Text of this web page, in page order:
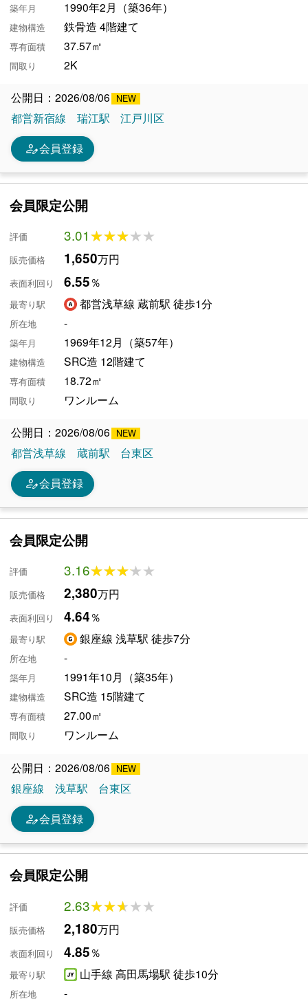
築年月 1990年2月（築36年）
建物構造 鉄骨造 4階建て
専有面積 37.57㎡
間取り 2K
公開日：2026/08/06
都営新宿線
瑞江駅 江戸川区
person_edit会員登録
会員限定公開
評価 3.01★★★★★
★★★★★
販売価格 1,650万円
表面利回り 6.55％
最寄り駅 都営浅草線 蔵前駅 徒歩1分
所在地 -
築年月 1969年12月（築57年）
建物構造 SRC造 12階建て
専有面積 18.72㎡
間取り ワンルーム
公開日：2026/08/06
都営浅草線
蔵前駅 台東区
person_edit会員登録
会員限定公開
評価 3.16★★★★★
★★★★★
販売価格 2,380万円
表面利回り 4.64％
最寄り駅 銀座線 浅草駅 徒歩7分
所在地 -
築年月 1991年10月（築35年）
建物構造 SRC造 15階建て
専有面積 27.00㎡
間取り ワンルーム
公開日：2026/08/06
銀座線
浅草駅 台東区
person_edit会員登録
会員限定公開
評価 2.63★★★★★
★★★★★
販売価格 2,180万円
表面利回り 4.85％
最寄り駅 山手線 高田馬場駅 徒歩10分
所在地 -